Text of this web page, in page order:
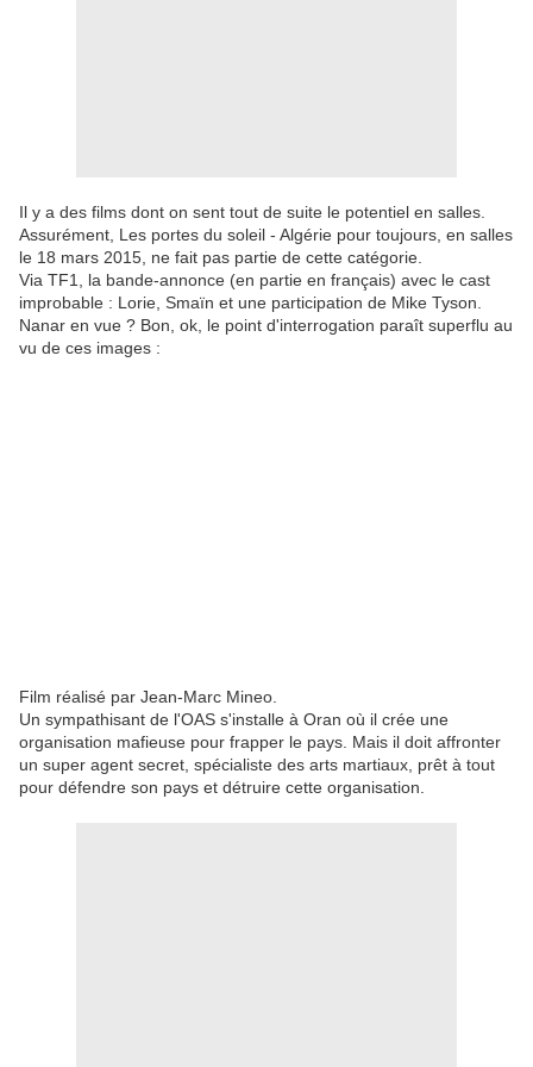
Il y a des films dont on sent tout de suite le potentiel en salles.
Assurément, Les portes du soleil - Algérie pour toujours, en salles
le 18 mars 2015, ne fait pas partie de cette catégorie.
Via TF1, la bande-annonce (en partie en français) avec le cast
improbable : Lorie, Smaïn et une participation de Mike Tyson.
Nanar en vue ? Bon, ok, le point d'interrogation paraît superflu au
vu de ces images :
Film réalisé par Jean-Marc Mineo.
Un sympathisant de l'OAS s'installe à Oran où il crée une
organisation mafieuse pour frapper le pays. Mais il doit affronter
un super agent secret, spécialiste des arts martiaux, prêt à tout
pour défendre son pays et détruire cette organisation.